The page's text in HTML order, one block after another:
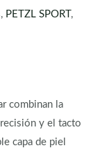
, PETZL SPORT ,
combinan la
y el tacto
capa de piel